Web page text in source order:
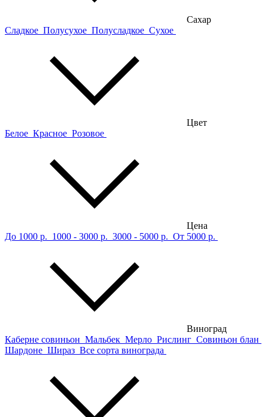
Сахар
Сладкое Полусухое Полусладкое Сухое
Цвет
Белое Красное Розовое
Цена
До 1000 р. 1000 - 3000 р. 3000 - 5000 р. От 5000 р.
Виноград
Каберне совиньон Мальбек Мерло Рислинг Совиньон блан
Шардоне Шираз Все сорта винограда